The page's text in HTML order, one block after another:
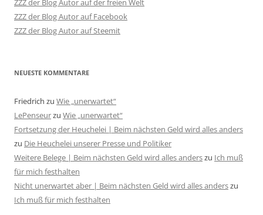
ZZZ der Blog Autor auf der freien Welt
ZZZ der Blog Autor auf Facebook
ZZZ der Blog Autor auf Steemit
NEUESTE KOMMENTARE
Friedrich zu Wie „unerwartet“
LePenseurzu Wie „unerwartet“
Fortsetzung der Heuchelei | Beim nächsten Geld wird alles anders
zu Die Heuchelei unserer Presse und Politiker
Weitere Belege | Beim nächsten Geld wird alles anderszu Ich muß
für mich festhalten
Nicht unerwartet aber | Beim nächsten Geld wird alles anderszu
Ich muß für mich festhalten